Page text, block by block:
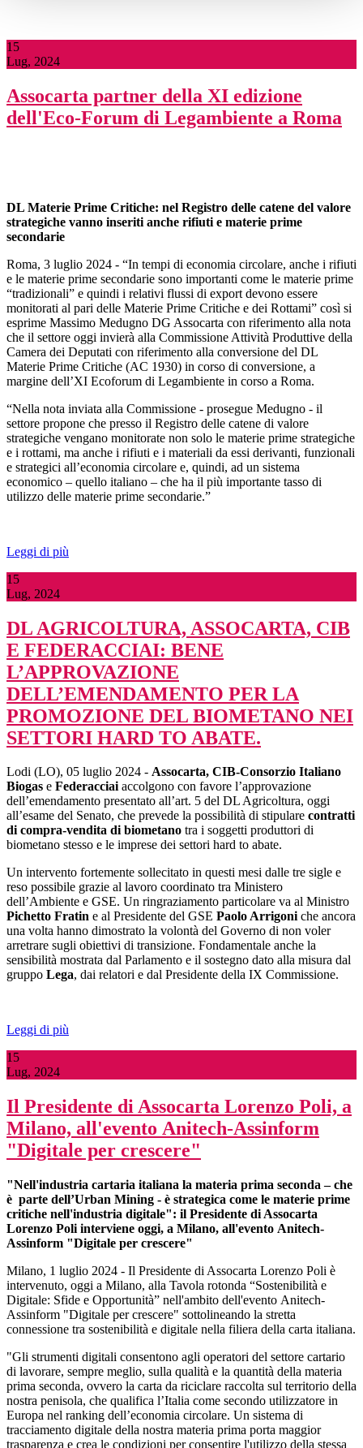
15
Lug, 2024
Assocarta partner della XI edizione
dell'Eco-Forum di Legambiente a Roma
DL Materie Prime Critiche: nel Registro delle catene del valore
strategiche vanno inseriti anche rifiuti e materie prime
secondarie
Roma, 3 luglio 2024 - “In tempi di economia circolare, anche i rifiuti
e le materie prime secondarie sono importanti come le materie prime
“tradizionali” e quindi i relativi flussi di export devono essere
monitorati al pari delle Materie Prime Critiche e dei Rottami” così si
esprime Massimo Medugno DG Assocarta con riferimento alla nota
che il settore oggi invierà alla Commissione Attività Produttive della
Camera dei Deputati con riferimento alla conversione del DL
Materie Prime Critiche (AC 1930) in corso di conversione, a
margine dell’XI Ecoforum di Legambiente in corso a Roma.
“Nella nota inviata alla Commissione - prosegue Medugno - il
settore propone che presso il Registro delle catene di valore
strategiche vengano monitorate non solo le materie prime strategiche
e i rottami, ma anche i rifiuti e i materiali da essi derivanti, funzionali
e strategici all’economia circolare e, quindi, ad un sistema
economico – quello italiano – che ha il più importante tasso di
utilizzo delle materie prime secondarie.”
Leggi di più
15
Lug, 2024
DL AGRICOLTURA, ASSOCARTA, CIB
E FEDERACCIAI: BENE
L’APPROVAZIONE
DELL’EMENDAMENTO PER LA
PROMOZIONE DEL BIOMETANO NEI
SETTORI HARD TO ABATE.
Lodi (LO), 05 luglio 2024 - Assocarta, CIB-Consorzio Italiano
Biogas e Federacciaiaccolgono con favore l’approvazione
dell’emendamento presentato all’art. 5 del DL Agricoltura, oggi
all’esame del Senato, che prevede la possibilità di stipulare contratti
di compra-vendita di biometano tra i soggetti produttori di
biometano stesso e le imprese dei settori hard to abate.
Un intervento fortemente sollecitato in questi mesi dalle tre sigle e
reso possibile grazie al lavoro coordinato tra Ministero
dell’Ambiente e GSE. Un ringraziamento particolare va al Ministro
Pichetto Fratin e al Presidente del GSE Paolo Arrigoniche ancora
una volta hanno dimostrato la volontà del Governo di non voler
arretrare sugli obiettivi di transizione. Fondamentale anche la
sensibilità mostrata dal Parlamento e il sostegno dato alla misura dal
gruppo Lega, dai relatori e dal Presidente della IX Commissione.
Leggi di più
15
Lug, 2024
Il Presidente di Assocarta Lorenzo Poli, a
Milano, all'evento Anitech-Assinform
"Digitale per crescere"
"Nell'industria cartaria italiana la materia prima seconda – che
è parte dell’Urban Mining - è strategica come le materie prime
critiche nell'industria digitale": il Presidente di Assocarta
Lorenzo Poli interviene oggi, a Milano, all'evento Anitech-
Assinform "Digitale per crescere"
Milano, 1 luglio 2024 - Il Presidente di Assocarta Lorenzo Poli è
intervenuto, oggi a Milano, alla Tavola rotonda “Sostenibilità e
Digitale: Sfide e Opportunità” nell'ambito dell'evento Anitech-
Assinform "Digitale per crescere" sottolineando la stretta
connessione tra sostenibilità e digitale nella filiera della carta italiana.
"Gli strumenti digitali consentono agli operatori del settore cartario
di lavorare, sempre meglio, sulla qualità e la quantità della materia
prima seconda, ovvero la carta da riciclare raccolta sul territorio della
nostra penisola, che qualifica l’Italia come secondo utilizzatore in
Europa nel ranking dell’economia circolare. Un sistema di
tracciamento digitale della nostra materia prima porta maggior
trasparenza e crea le condizioni per consentire l'utilizzo della stessa